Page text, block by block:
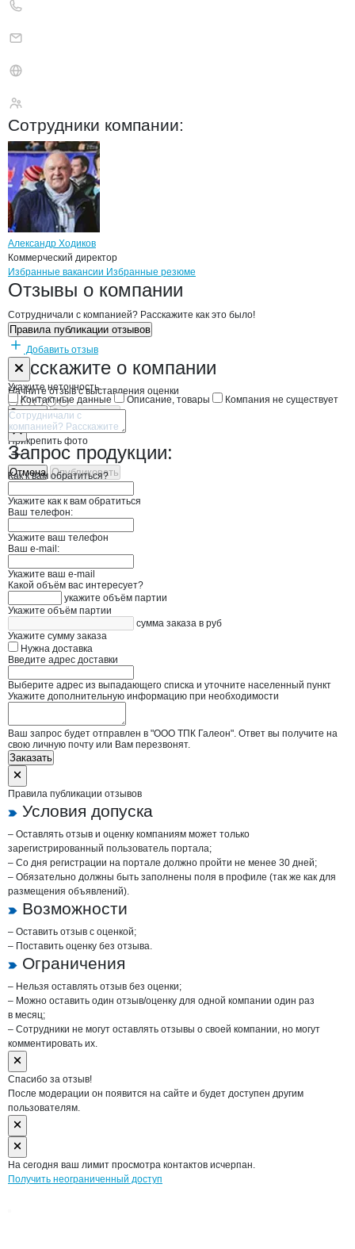
Сотрудники компании:
Александр Ходиков
Коммерческий директор
Брендыкомпани ТПК Галеон
Вакансии вТПК Галеон
Избранные вакансии Избранные резюме
Новости oТПК Галеон, ООО
Отзывы о компании
Сотрудничали с компанией? Расскажите как это было!
Правила публикации отзывов
Добавить отзыв
Расскажите о компании
Начните отзыв с выставления оценки
Прикрепить фото
Отмена Опубликовать
Форма обратной связи о неточностях
Укажите неточность
Контактные данные
Описание, товары Компания не существует
Отмена Опубликовать
Запрос продукции:
Как к вам обратиться?
Укажите как к вам обратиться
Ваш телефон:
Укажите ваш телефон
Ваш e-mail:
Укажите ваш e-mail
Какой объём вас интересует?
укажите объём партии
Укажите объём партии
сумма заказа в руб
Укажите сумму заказа
Нужна доставка
Введите адрес доставки
Выберите адрес из выпадающего списка и уточните населенный пункт
Укажите дополнительную информацию при необходимости
Ваш запрос будет отправлен в "ООО ТПК Галеон". Ответ вы получите на
свою личную почту или Вам перезвонят.
Заказать
Правила публикации отзывов
Условия допуска
– Оставлять отзыв и оценку компаниям может только
зарегистрированный пользователь портала;
– Со дня регистрации на портале должно пройти не менее 30 дней;
– Обязательно должны быть заполнены поля в профиле (так же как для
размещения объявлений).
Возможности
– Оставить отзыв с оценкой;
– Поставить оценку без отзыва.
Ограничения
– Нельзя оставлять отзыв без оценки;
– Можно оставить один отзыв/оценку для одной компании один раз
в месяц;
– Сотрудники не могут оставлять отзывы о своей компании, но могут
комментировать их.
Спасибо за отзыв!
После модерации он появится на сайте и будет доступен другим
пользователям.
На сегодня ваш лимит просмотра контактов исчерпан.
Получить неограниченный доступ